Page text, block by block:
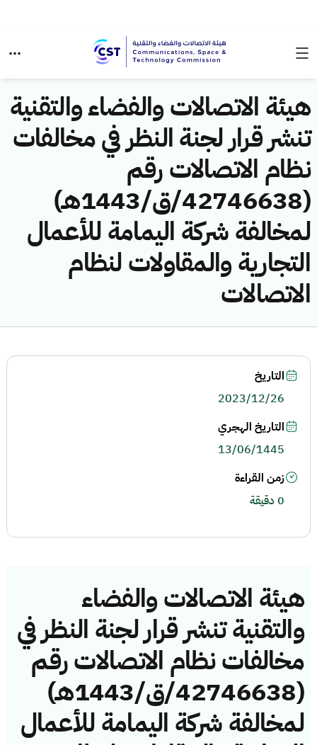
هيئة الاتصالات والفضاء والتقنية
تنشر قرار لجنة النظر في مخالفات
نظام الاتصالات رقم
(42746638/ق/1443هـ)
لمخالفة شركة اليمامة للأعمال
التجارية والمقاولات لنظام
الاتصالات
هيئة الاتصالات والفضاء
والتقنية تنشر قرار لجنة النظر في
مخالفات نظام الاتصالات رقم
(42746638/ق/1443هـ)
لمخالفة شركة اليمامة للأعمال
التاريخ
2023/12/26
التاريخ الهجري
13/06/1445
زمن القراءة
0 دقيقة